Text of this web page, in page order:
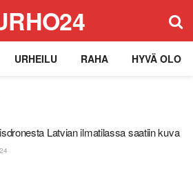
URHEILU RAHA HYVÄ OLO
Latvian ilmatilassa saatiin kuva